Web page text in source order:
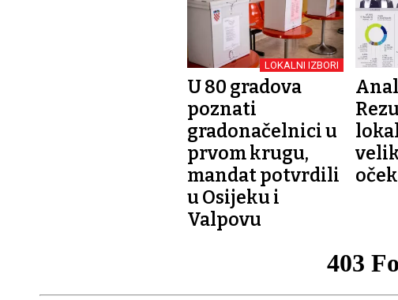
LOKALNI IZBORI
U 80 gradova
poznati
gradonačelnici u
prvom krugu,
mandat potvrdili
u Osijeku i
Valpovu